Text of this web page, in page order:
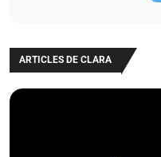
ARTICLES DE CLARA